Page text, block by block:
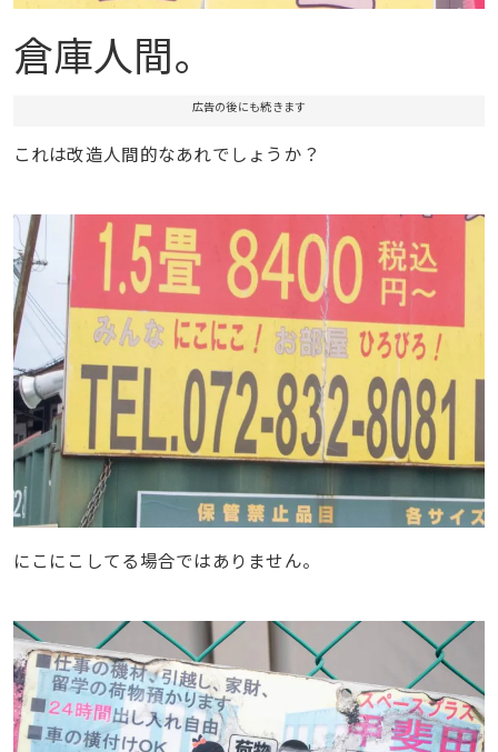
倉庫人間。
広告の後にも続きます
これは改造人間的なあれでしょうか？
にこにこしてる場合ではありません。